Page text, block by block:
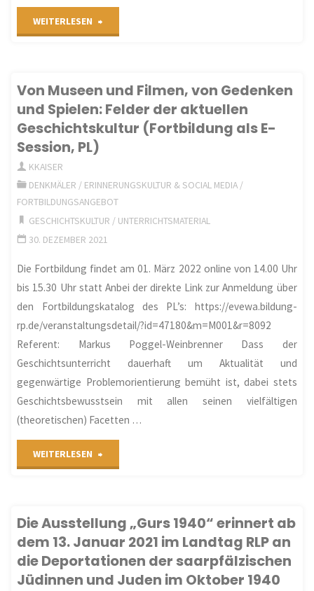
Staatssicherheit.
Städte
Kirchenpartnerschaften
(06.03.2025)"
WEITERLESEN
Lernen
zur
Demokratiebildung (ZWW
Von Museen und Filmen, von Gedenken
und Spielen: Felder der aktuellen
Geschichtskultur (Fortbildung als E-
Session, PL)
KKAISER
DENKMÄLER / ERINNERUNGSKULTUR & SOCIAL MEDIA /
FORTBILDUNGSANGEBOT
GESCHICHTSKULTUR / UNTERRICHTSMATERIAL
30. DEZEMBER 2021
Die Fortbildung findet am 01. März 2022 online von 14.00 Uhr
bis 15.30 Uhr statt Anbei der direkte Link zur Anmeldung über
den Fortbildungskatalog des PL’s: https://evewa.bildung-
rp.de/veranstaltungsdetail/?id=47180&m=M001&r=8092
Referent: Markus Poggel-Weinbrenner Dass der
Geschichtsunterricht dauerhaft um Aktualität und
gegenwärtige Problemorientierung bemüht ist, dabei stets
Geschichtsbewusstsein mit allen seinen vielfältigen
(theoretischen) Facetten …
WEITERLESEN
Filmen,
Die Ausstellung „Gurs 1940“ erinnert ab
dem 13. Januar 2021 im Landtag RLP an
die Deportationen der saarpfälzischen
Jüdinnen und Juden im Oktober 1940